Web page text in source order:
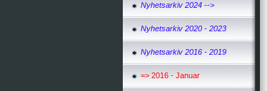
Nyhetsarkiv 2024 -->
Nyhetsarkiv 2020 - 2023
Nyhetsarkiv 2016 - 2019
=> 2016 - Januar